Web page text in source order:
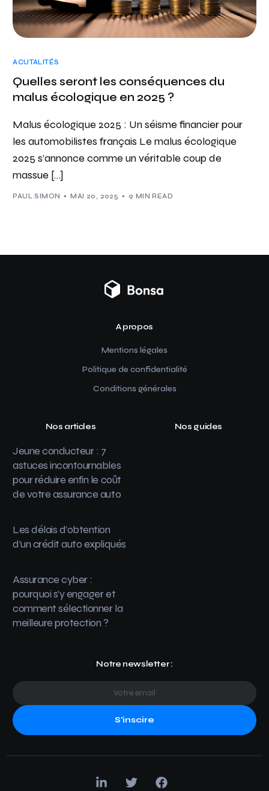
ACUTALITÉS
Quelles seront les conséquences du
malus écologique en 2025 ?
Malus écologique 2025 : Un séisme financier pour
les automobilistes français Le malus écologique
2025 s’annonce comme un véritable coup de
massue […]
PAUL SIMON MAI 20, 2025 9 MIN READ
A propos
Mentions légales
Politique de confidentialité
Conditions générales
Nos articles
Jeune conducteur : 7
astuces incontournables
pour réduire enfin le coût
de votre assurance auto
Les délais d’obtention
d’un crédit auto expliqués
Assurance cyber :
pourquoi s’y engager et
comment sélectionner la
meilleure protection ?
Nos guides
Notre newsletter :
S'inscire